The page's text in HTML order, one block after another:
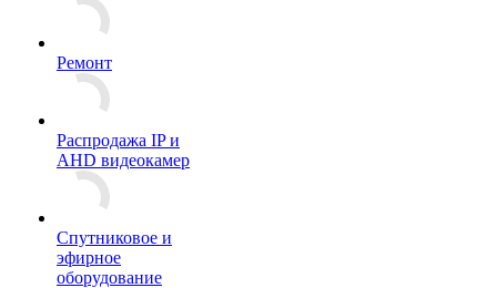
Ремонт
Распродажа IP и
AHD видеокамер
Спутниковое и
эфирное
оборудование